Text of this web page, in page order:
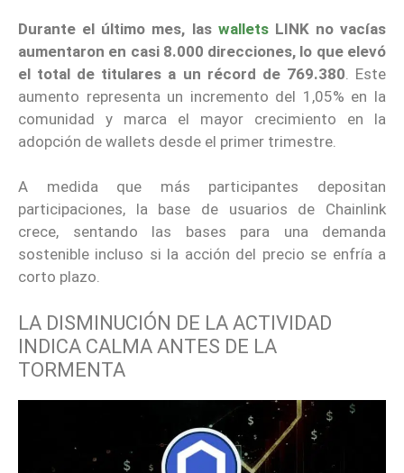
Durante el último mes, las walletsLINK no vacías
aumentaron en casi 8.000 direcciones, lo que elevó
el total de titulares a un récord de 769.380 . Este
aumento representa un incremento del 1,05% en la
comunidad y marca el mayor crecimiento en la
adopción de wallets desde el primer trimestre.
A medida que más participantes depositan
participaciones, la base de usuarios de Chainlink
crece, sentando las bases para una demanda
sostenible incluso si la acción del precio se enfría a
corto plazo.
LA DISMINUCIÓN DE LA ACTIVIDAD
INDICA CALMA ANTES DE LA
TORMENTA